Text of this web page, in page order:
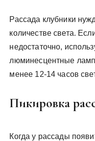
Рассада клубники
количестве света.
недостаточно,
люминесцентные
менее 12-14 часов
Пикировка
Когда у рассады